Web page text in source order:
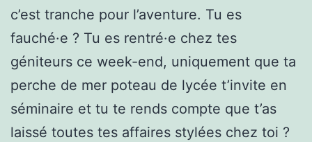
c’est tranche pour l’aventure. Tu es
fauché·e ? Tu es rentré·e chez tes
géniteurs ce week-end, uniquement que ta
perche de mer poteau de lycée t’invite en
séminaire et tu te rends compte que t’as
laissé toutes tes affaires stylées chez toi ?